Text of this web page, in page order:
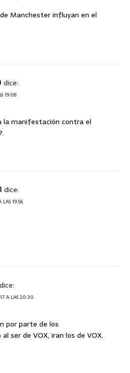
Manchester influyan en el
dice:
19:08
la manifestación contra el
dice:
19:56
dice:
A LAS 20:30
por parte de los
ser de VOX, iran los de VOX.